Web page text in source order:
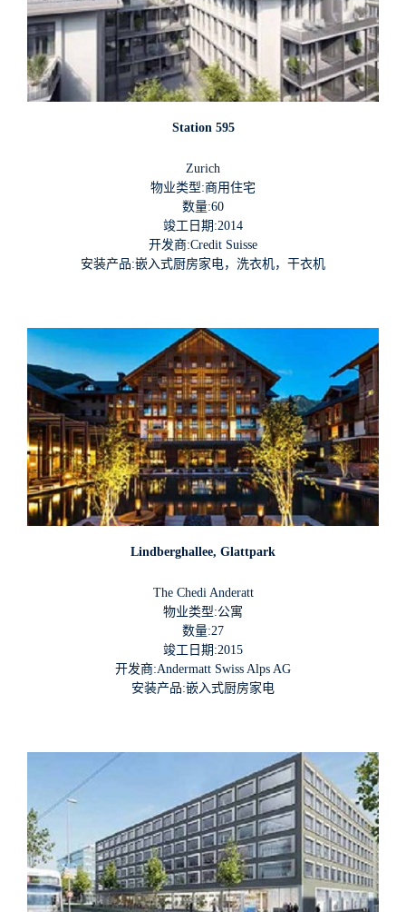
Station 595
Zurich
物业类型:商用住宅
数量:60
竣工日期:2014
开发商:Credit Suisse
安装产品:嵌入式厨房家电，洗衣机，干衣机
Lindberghallee, Glattpark
The Chedi Anderatt
物业类型:公寓
数量:27
竣工日期:2015
开发商:Andermatt Swiss Alps AG
安装产品:嵌入式厨房家电